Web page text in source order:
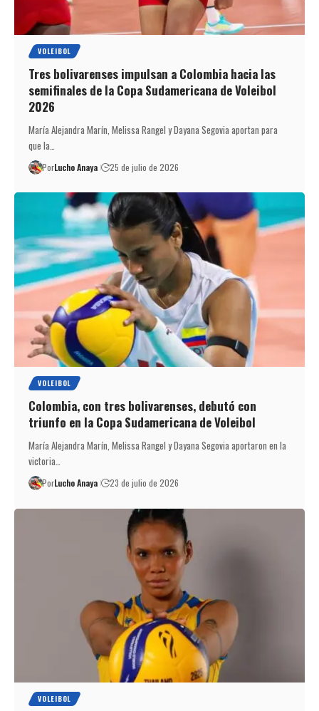
VOLEIBOL
Tres bolivarenses impulsan a Colombia hacia las
semifinales de la Copa Sudamericana de Voleibol
2026
María Alejandra Marín, Melissa Rangel y Dayana Segovia aportan para
que la…
PorLucho Anaya 25 de julio de 2026
VOLEIBOL
Colombia, con tres bolivarenses, debutó con
triunfo en la Copa Sudamericana de Voleibol
María Alejandra Marín, Melissa Rangel y Dayana Segovia aportaron en la
victoria…
PorLucho Anaya 23 de julio de 2026
VOLEIBOL